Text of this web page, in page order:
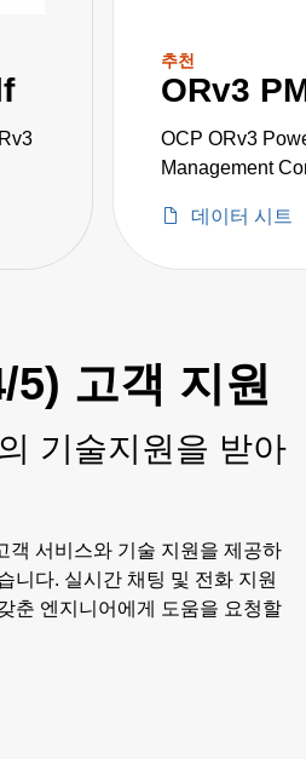
추천
ORv3
OCP ORv3
Management
데이터 시트
5) 고객 지원
기술지원을 받아
객 서비스와 기술 지원을 제공하
니다. 실시간 채팅 및 전화 지원
춘 엔지니어에게 도움을 요청할